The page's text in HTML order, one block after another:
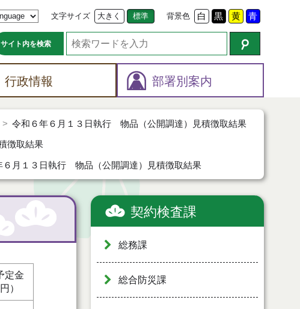
文字サイズ 大きく 標準 背景色 白 黒 黄 青
サイト内を検索
行政情報 部署別案内
令和６年６月１３日執行 物品（公開調達）見積徴取結果
徴取結果
６月１３日執行 物品（公開調達）見積徴取結果
定金
）
契約検査課
総務課
総合防災課